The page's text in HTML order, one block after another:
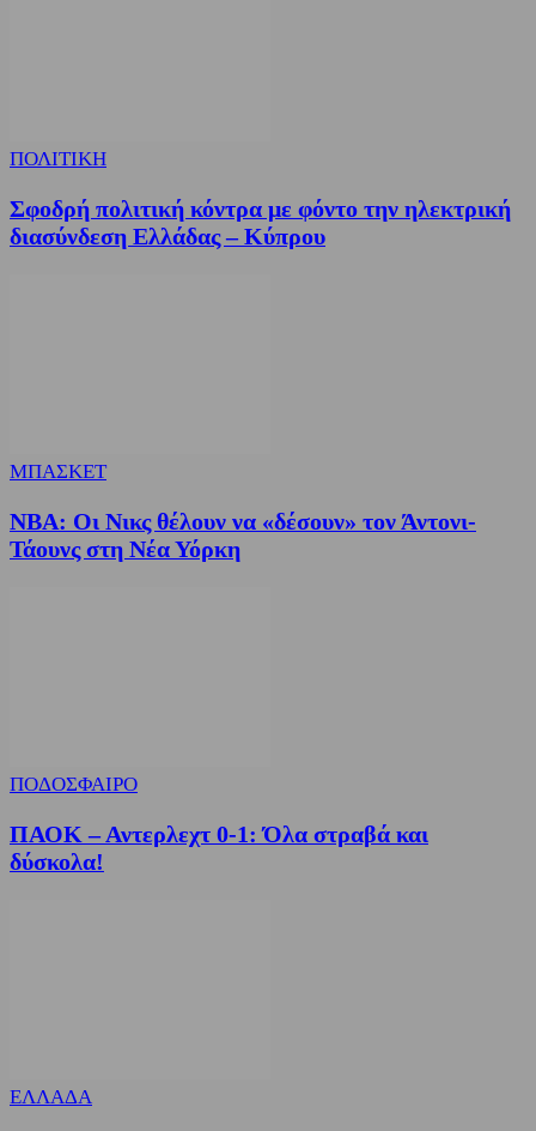
ΠΟΛΙΤΙΚΗ
Σφοδρή πολιτική κόντρα με φόντο την ηλεκτρική
διασύνδεση Ελλάδας – Κύπρου
ΜΠΑΣΚΕΤ
NBA: Οι Νικς θέλουν να «δέσουν» τον Άντονι-
Τάουνς στη Νέα Υόρκη
ΠΟΔΟΣΦΑΙΡΟ
ΠΑΟΚ – Αντερλεχτ 0-1: Όλα στραβά και
δύσκολα!
ΕΛΛΑΔΑ